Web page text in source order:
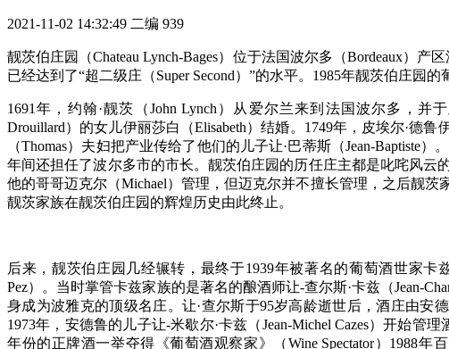
2021-11-02 14:32:49 二编 939
靓茨伯庄园（Chateau Lynch-Bages）位于法国波尔多（Bordeaux）
已经达到了“超二级庄（Super Second）”的水平。1985年靓茨伯庄园
1691年，约翰·靓茨（John Lynch）从爱尔兰来到法国波尔多，并
Drouillard）的女儿伊丽莎白（Elisabeth）结婚。1749年，皮埃尔·德
（Thomas）夫妇把产业传给了他们的儿子让·巴蒂斯（Jean-Baptiste
年间还担任了波尔多市的市长。靓茨伯庄园的历任庄主都是叱咤风云
他的哥哥迈克尔（Michael）管理，但迈克尔并不擅长管理，之后靓
靓茨家族在靓茨伯庄园的辉煌历史由此终止。
后来，靓茨伯庄园几经辗转，最终于1939年被著名的葡萄酒世家卡
Pez）。当时掌管卡兹家族的是著名的酿酒师让-查尔斯·卡兹（Jean-
身成为波雅克的顶级名庄。让·查尔斯于95岁高龄逝世后，酒庄由安
1973年，安德鲁的儿子让-米歇尔·卡兹（Jean-Michel Cazes）开始
年份的正牌酒一举夺得《葡萄酒观察家》（Wine Spectator）1988年